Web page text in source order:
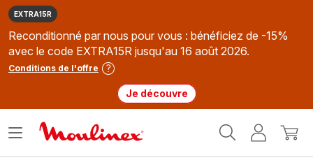
EXTRA15R
Reconditionné par nous pour vous : bénéficiez de -15%
avec le code EXTRA15R jusqu'au 16 août 2026.
Conditions de l'offre
Je découvre
MonMon
Ouvrir